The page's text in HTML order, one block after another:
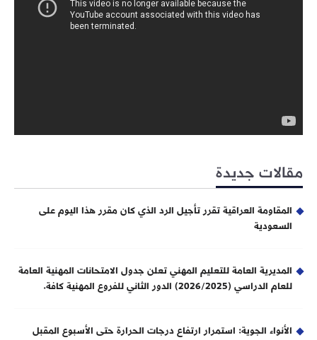
مقالات جديدة
المقاومة العراقية تقرر تأجيل الرد الذي كان مقرر هذا اليوم على
السعودية
المديرية العامة للتعليم المهني تعلن جدول الامتحانات المهنية العامة
للعام الدراسي (2026/2025) الدور الثاني للفروع المهنية كافة.
الأنواء الجوية: استمرار ارتفاع درجات الحرارة حتى الأسبوع المقبل